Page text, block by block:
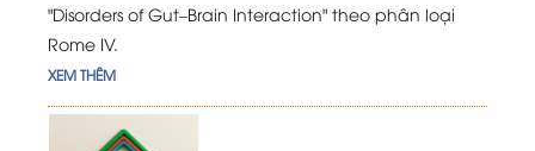
"Disorders of Gut–Brain Interaction" theo phân loại
Rome IV.
XEM THÊM